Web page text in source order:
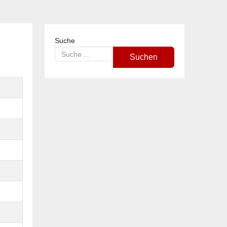
Suche
Suchen